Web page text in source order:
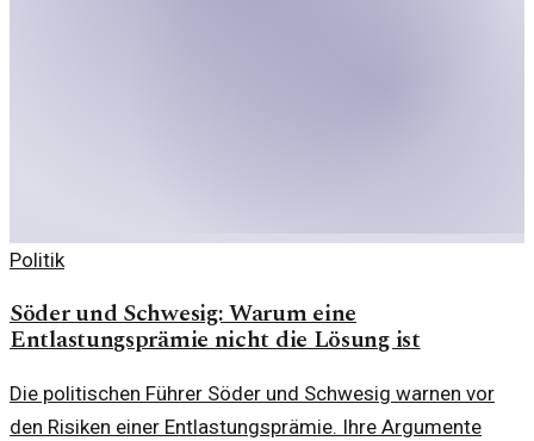
Politik
Söder und Schwesig: Warum eine
Entlastungsprämie nicht die Lösung ist
Die politischen Führer Söder und Schwesig warnen vor
den Risiken einer Entlastungsprämie. Ihre Argumente